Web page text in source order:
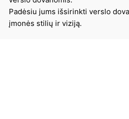
Padėsiu jums išsirinkti verslo
įmonės stilių ir viziją.